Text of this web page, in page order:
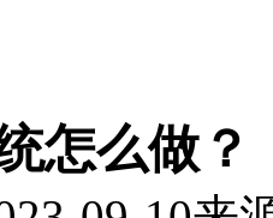
怎么做？